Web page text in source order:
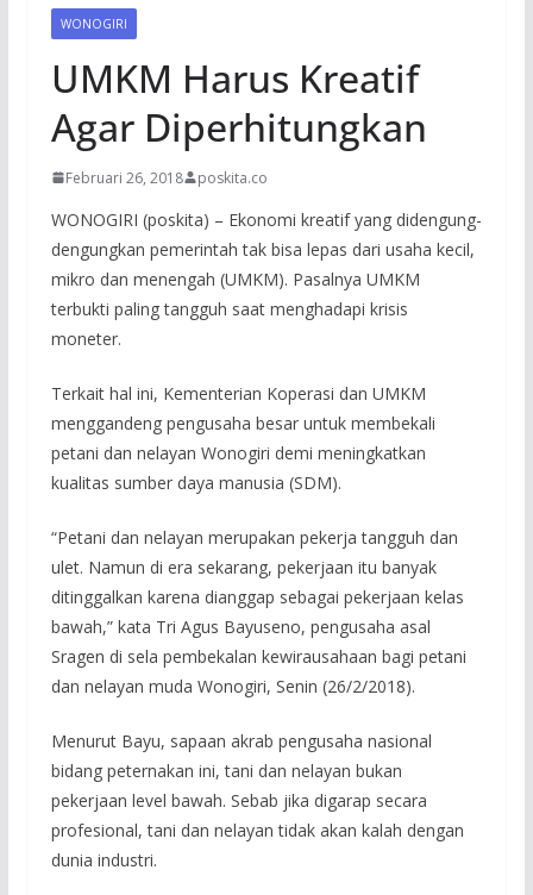
WONOGIRI
UMKM Harus Kreatif
Agar Diperhitungkan
Februari 26, 2018 poskita.co
WONOGIRI (poskita) – Ekonomi kreatif yang didengung-
dengungkan pemerintah tak bisa lepas dari usaha kecil,
mikro dan menengah (UMKM). Pasalnya UMKM
terbukti paling tangguh saat menghadapi krisis
moneter.
Terkait hal ini, Kementerian Koperasi dan UMKM
menggandeng pengusaha besar untuk membekali
petani dan nelayan Wonogiri demi meningkatkan
kualitas sumber daya manusia (SDM).
“Petani dan nelayan merupakan pekerja tangguh dan
ulet. Namun di era sekarang, pekerjaan itu banyak
ditinggalkan karena dianggap sebagai pekerjaan kelas
bawah,” kata Tri Agus Bayuseno, pengusaha asal
Sragen di sela pembekalan kewirausahaan bagi petani
dan nelayan muda Wonogiri, Senin (26/2/2018).
Menurut Bayu, sapaan akrab pengusaha nasional
bidang peternakan ini, tani dan nelayan bukan
pekerjaan level bawah. Sebab jika digarap secara
profesional, tani dan nelayan tidak akan kalah dengan
dunia industri.